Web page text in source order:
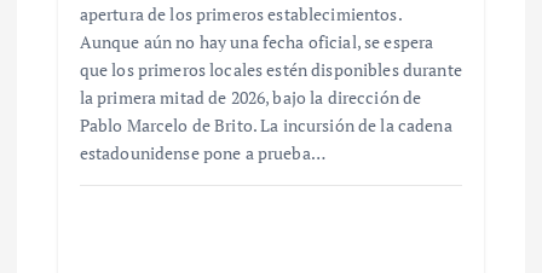
apertura de los primeros establecimientos.
Aunque aún no hay una fecha oficial, se espera
que los primeros locales estén disponibles durante
la primera mitad de 2026, bajo la dirección de
Pablo Marcelo de Brito. La incursión de la cadena
estadounidense pone a prueba…